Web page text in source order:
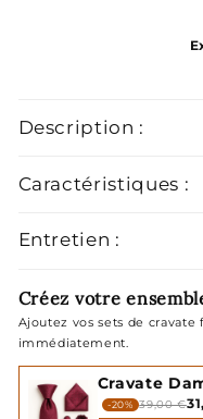
Description :
Caractéristiques :
Entretien :
Créez votre
Ajoutez vos sets de
immédiatement.
Cravate
-20% 39,00 €